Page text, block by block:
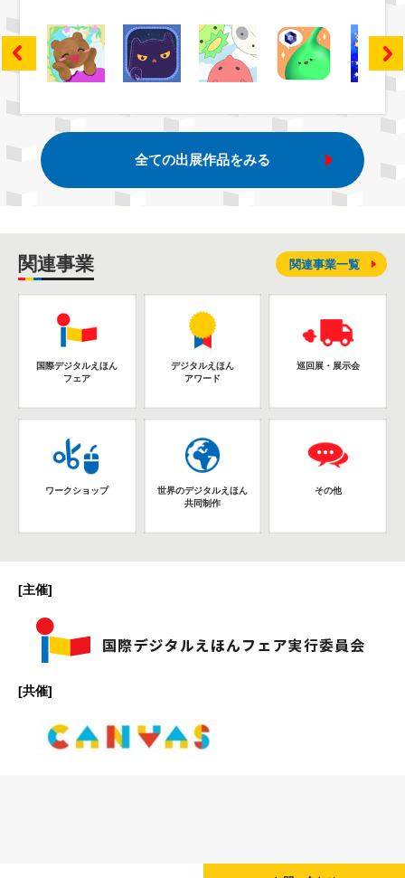
全ての出展作品をみる
関連事業
国際デジタルえほん
フェア
デジタルえほん
アワード
巡回展・展示会
ワークショップ
世界のデジタルえほん
共同制作
その他
関連事業一覧
[主催]
[共催]